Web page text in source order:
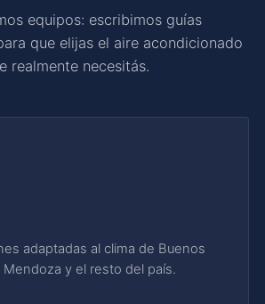
equipos: escribimos guías
que elijas el aire acondicionado
realmente necesitás.
adaptadas al clima de Buenos
y el resto del país.